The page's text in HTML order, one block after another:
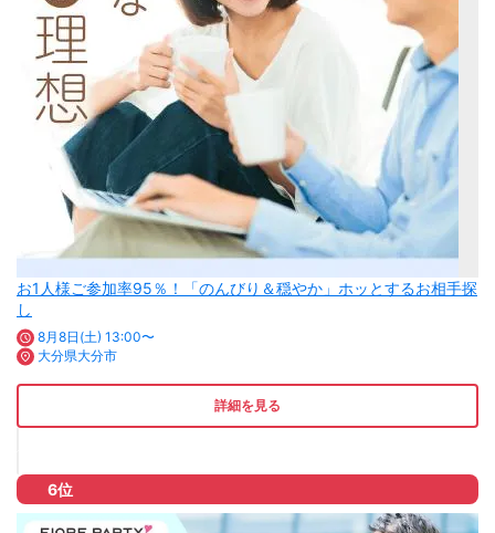
お1人様ご参加率95％！「のんびり＆穏やか」ホッとするお相手探
し
8月8日(土) 13:00〜
大分県大分市
詳細を見る
6位